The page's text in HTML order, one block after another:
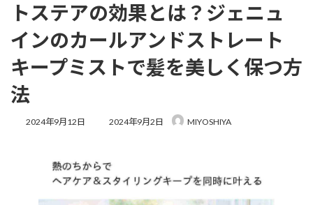
トステアの効果とは？ジェニュ
インのカールアンドストレート
キープミストで髪を美しく保つ方
法
2024年9月12日
最
日
時
2024年9月2日 MIYOSHIYA